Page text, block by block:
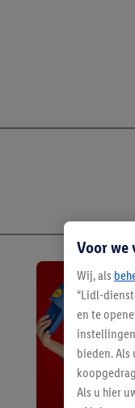
Voor we
Wij, als
“Lidl-
en te
bieden. Als
Als u hier